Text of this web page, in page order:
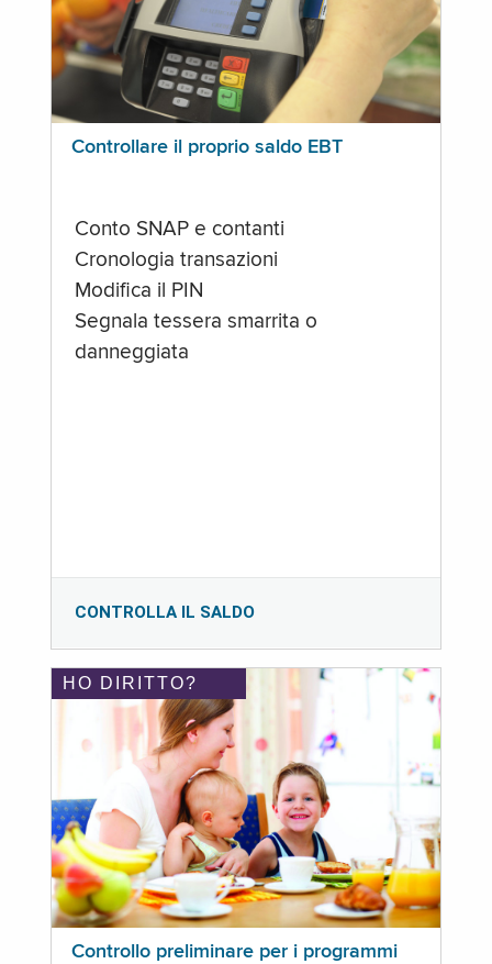
Controllare il proprio saldo EBT
Conto SNAP e contanti
Cronologia transazioni
Modifica il PIN
Segnala tessera smarrita o
danneggiata
CONTROLLA IL SALDO
HO DIRITTO?
Controllo preliminare per i programmi